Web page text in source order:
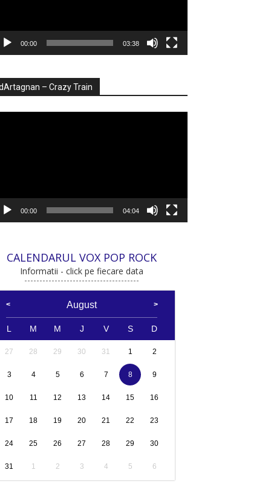
00:00 03:38
– Crazy Train
00:00 04:04
CALENDARUL VOX POP ROCK
Informatii - click pe fiecare data
August
L M M J V S D
27 28 29 30 31 1 2
3 4 5 6 7 8 9
10 11 12 13 14 15 16
17 18 19 20 21 22 23
24 25 26 27 28 29 30
31 1 2 3 4 5 6